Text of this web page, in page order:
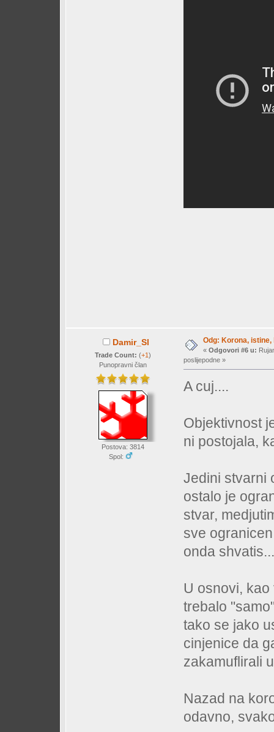
Damir_Sl
Trade Count: (+1)
Punopravni član
Postova: 3814
Spol:
Odg: Korona,
« Odgovori #6 u:
poslijepodne »
A cuj....
Objektivnost
ni postojala,
Jedini stvarni
ostalo je
stvar,
sve
onda
U osnovi,
trebalo
tako se jako
cinjenice da
zakamuflirali
Nazad na
odavno,